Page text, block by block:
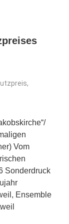
,
Vom
Sonderdruck
Ensemble